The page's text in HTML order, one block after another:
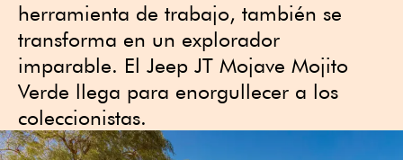
herramienta de trabajo, también se
transforma en un explorador
imparable. El Jeep JT Mojave Mojito
Verde llega para enorgullecer a los
coleccionistas.